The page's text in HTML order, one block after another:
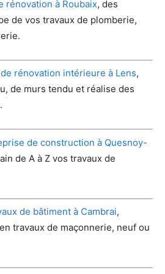
rénovation à Roubaix, des
de vos travaux de plomberie,
rénovation intérieure à Lens,
de murs tendu et réalise des
de construction à Quesnoy-
de A à Z vos travaux de
de bâtiment à Cambrai,
travaux de maçonnerie, neuf ou